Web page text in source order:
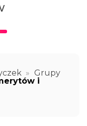
» Grupy
i